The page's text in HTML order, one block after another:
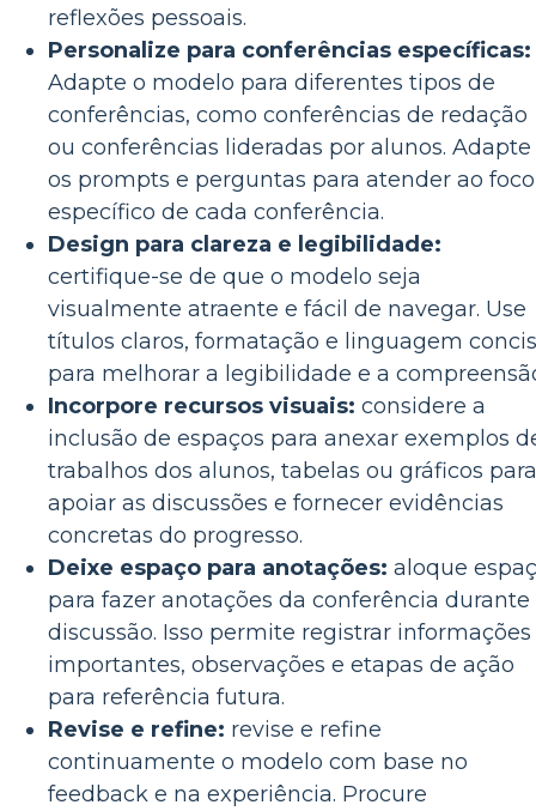
reflexões pessoais.
Personalize para conferências específicas:
Adapte o modelo para diferentes tipos de
conferências, como conferências de redação
ou conferências lideradas por alunos. Adapte
os prompts e perguntas para atender ao foco
específico de cada conferência.
Design para clareza e legibilidade:
certifique-se de que o modelo seja
visualmente atraente e fácil de navegar. Use
títulos claros, formatação e linguagem
para melhorar a legibilidade e a
Incorpore recursos visuais: considere a
inclusão de espaços para anexar exemplos
trabalhos dos alunos, tabelas ou gráficos para
apoiar as discussões e fornecer evidências
concretas do progresso.
Deixe espaço para anotações: aloque
para fazer anotações da conferência durante
discussão. Isso permite registrar informações
importantes, observações e etapas de ação
para referência futura.
Revise e refine: revise e refine
continuamente o modelo com base no
feedback e na experiência. Procure